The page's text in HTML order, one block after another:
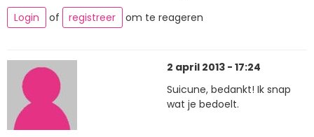
Login
of registreer om te reageren
2 april 2013 - 17:24
Suicune, bedankt! Ik snap
wat je bedoelt.